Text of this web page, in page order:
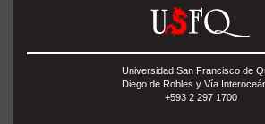
Universidad San Francisco de
Diego de Robles y Vía
+593 2 297 1700